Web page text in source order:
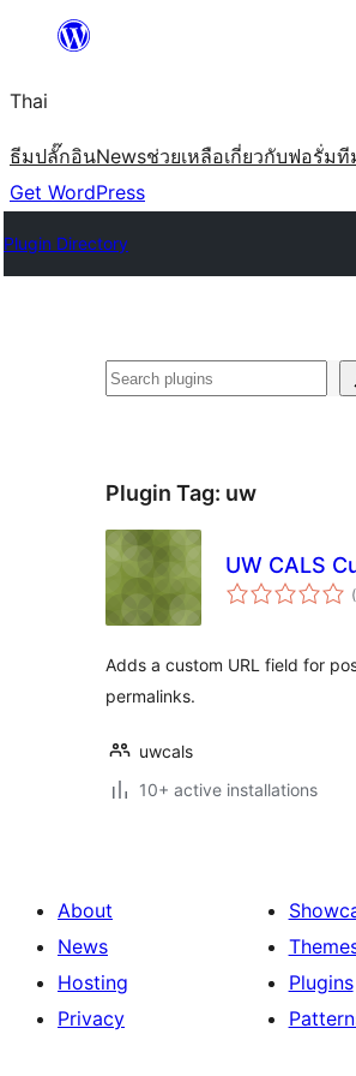
ยัง
เนื้อหา
Thai
ธีมปลั๊กอินNewsช่วยเหลือเกี่ยวกับฟอรั่มที
Get WordPress
Plugin Directory
ค้นหา
Plugin Tag: uw
UW CALS
Adds a custom URL field for
permalinks.
uwcals
10+ active installations
About
News
Hosting
Privacy
Plugins